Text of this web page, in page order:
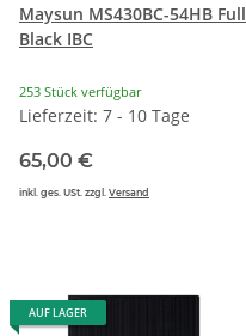
Maysun MS430BC-54HB Full
Black IBC
253 Stück verfügbar
Lieferzeit: 7 - 10 Tage
65,00 €
inkl. ges. USt. zzgl. Versand
AUF LAGER